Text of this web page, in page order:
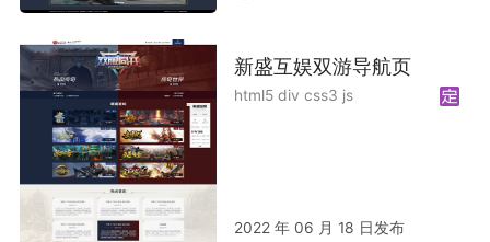
新盛互娱双游导航页
html5 div css3 js
2022 年 06 月 18 日发布